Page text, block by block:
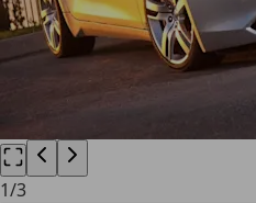
1/3